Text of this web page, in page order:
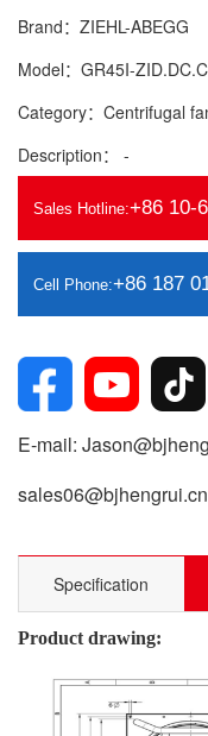
Brand：ZIEHL-ABEGG
Model：GR45I-
Category：Centrifugal
Description： -
Sales Hotline:+86 10-
Cell Phone:+86 187
E-mail:
sales06@bjhengrui.cn
Specification
Product drawing: